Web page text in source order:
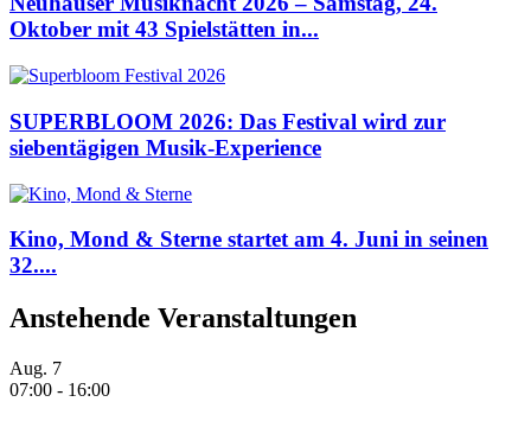
Oktober mit 43 Spielstätten in...
SUPERBLOOM 2026: Das Festival wird zur
siebentägigen Musik-Experience
Kino, Mond & Sterne startet am 4. Juni in seinen
32....
Anstehende Veranstaltungen
Aug. 7
07:00 - 16:00